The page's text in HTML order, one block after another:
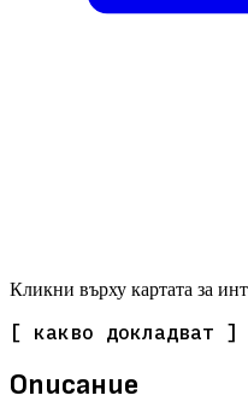
Кликни върху картата за
[ какво докладват ]
Описание